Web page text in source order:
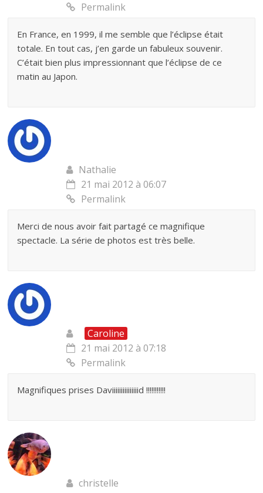
Permalink
En France, en 1999, il me semble que l’éclipse était
totale. En tout cas, j’en garde un fabuleux souvenir.
C’était bien plus impressionnant que l’éclipse de ce
matin au Japon.
Nathalie
21 mai 2012 à 06:07
Permalink
Merci de nous avoir fait partagé ce magnifique
spectacle. La série de photos est très belle.
Caroline
21 mai 2012 à 07:18
Permalink
Magnifiques prises Daviiiiiiiiiiiiiiid !!!!!!!!!!!
christelle